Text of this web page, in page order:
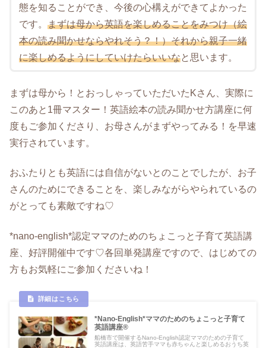
態を知ることができ、今後の心構えができてよかった
です。 まずは母から英語を楽しめることをみつけ（絵
本の読み聞かせならやれそう？！）それから親子一緒
に楽しめるようにしていけたらいいなと思います。
まずは母から！とおっしゃっていただいたKさん、実際に
このあと1冊マスター！英語絵本の読み聞かせ方講座に何
度もご参加くださり、お母さんがまずやってみる！を早速
実行されています。
おふたりとも英語には自信がないとのことでしたが、お子
さんのためにできることを、楽しみながらやられているの
がとっても素敵ですね♡
*nano-english*認定ママのためのちょこっと子育て英語講
座、好評開催中です♡各回単発講座ですので、はじめての
方もお気軽にご参加くださいね！
*Nano-English*ママのためのちょこっと子育て
英語講座®
船橋市で開催するNano‐English認定ママのための子育て
英語講座は、英語苦手ママも赤ちゃんと楽しめるおうち英